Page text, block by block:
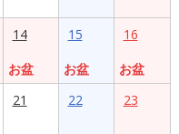
14
お盆
15
お盆
16
お盆
21 22 23